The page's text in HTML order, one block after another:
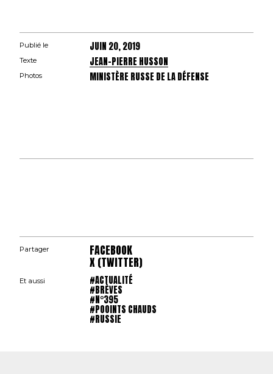
Publié le JUIN 20, 2019
Texte JEAN-PIERRE HUSSON
Photos MINISTÈRE RUSSE DE LA DÉFENSE
Partager FACEBOOK
X (TWITTER)
Et aussi #ACTUALITÉ
#BRÈVES
#N°395
#POOINTS CHAUDS
#RUSSIE